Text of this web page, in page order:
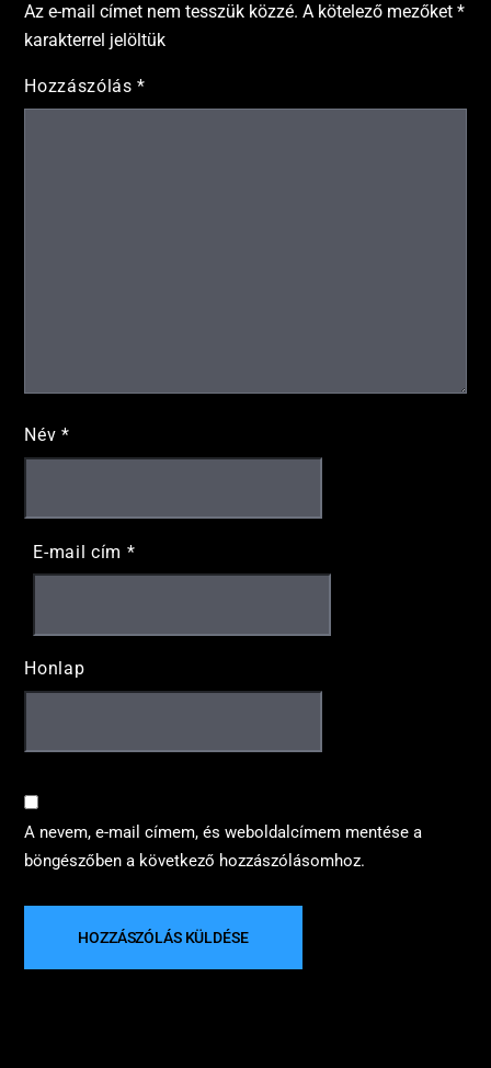
Az e-mail címet nem tesszük közzé. A kötelező mezőket*
karakterrel jelöltük
Hozzászólás*
Név *
E-mail cím *
Honlap
A nevem, e-mail címem, és weboldalcímem mentése a
böngészőben a következő hozzászólásomhoz.